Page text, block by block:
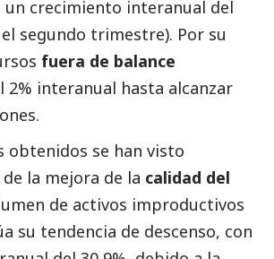
un crecimiento interanual del
el segundo trimestre). Por su
fuera de balance
2% interanual hasta alcanzar
obtenidos se han visto
la mejora de la calidad del
de activos improductivos
su tendencia de descenso, con